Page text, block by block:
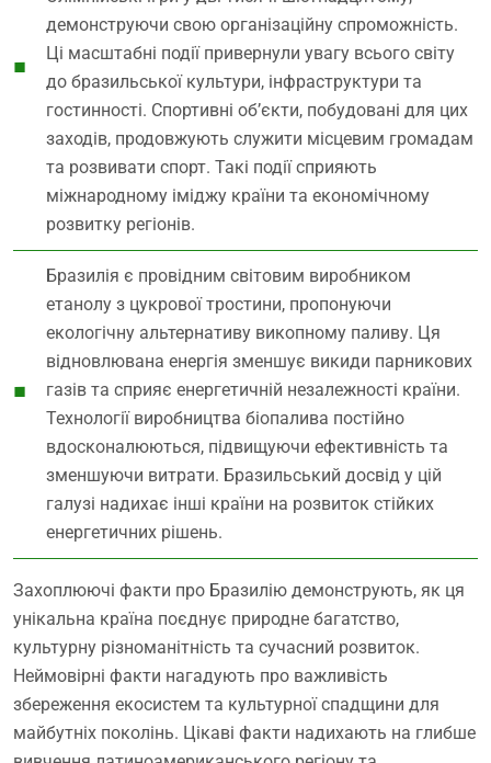
демонструючи свою організаційну спроможність.
Ці масштабні події привернули увагу всього світу
до бразильської культури, інфраструктури та
гостинності. Спортивні об’єкти, побудовані для цих
заходів, продовжують служити місцевим громадам
та розвивати спорт. Такі події сприяють
міжнародному іміджу країни та економічному
розвитку регіонів.
Бразилія є провідним світовим виробником
етанолу з цукрової тростини, пропонуючи
екологічну альтернативу викопному паливу. Ця
відновлювана енергія зменшує викиди парникових
газів та сприяє енергетичній незалежності країни.
Технології виробництва біопалива постійно
вдосконалюються, підвищуючи ефективність та
зменшуючи витрати. Бразильський досвід у цій
галузі надихає інші країни на розвиток стійких
енергетичних рішень.
Захоплюючі факти про Бразилію демонструють, як ця
унікальна країна поєднує природне багатство,
культурну різноманітність та сучасний розвиток.
Неймовірні факти нагадують про важливість
збереження екосистем та культурної спадщини для
майбутніх поколінь. Цікаві факти надихають на глибше